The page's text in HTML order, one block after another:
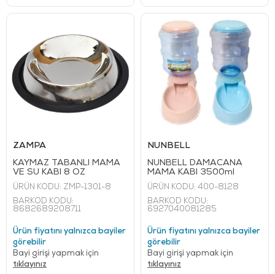
ZAMPA
KAYMAZ TABANLI MAMA
VE SU KABI 8 OZ
ÜRÜN KODU: ZMP-1301-8
BARKOD KODU:
8682689208711
Ürün fiyatını yalnızca bayiler
görebilir
Bayi girişi yapmak için
tıklayınız
NUNBELL
NUNBELL DAMACANA
MAMA KABI 3500ml
ÜRÜN KODU: 400-8128
BARKOD KODU:
6927040081285
Ürün fiyatını yalnızca bayiler
görebilir
Bayi girişi yapmak için
tıklayınız